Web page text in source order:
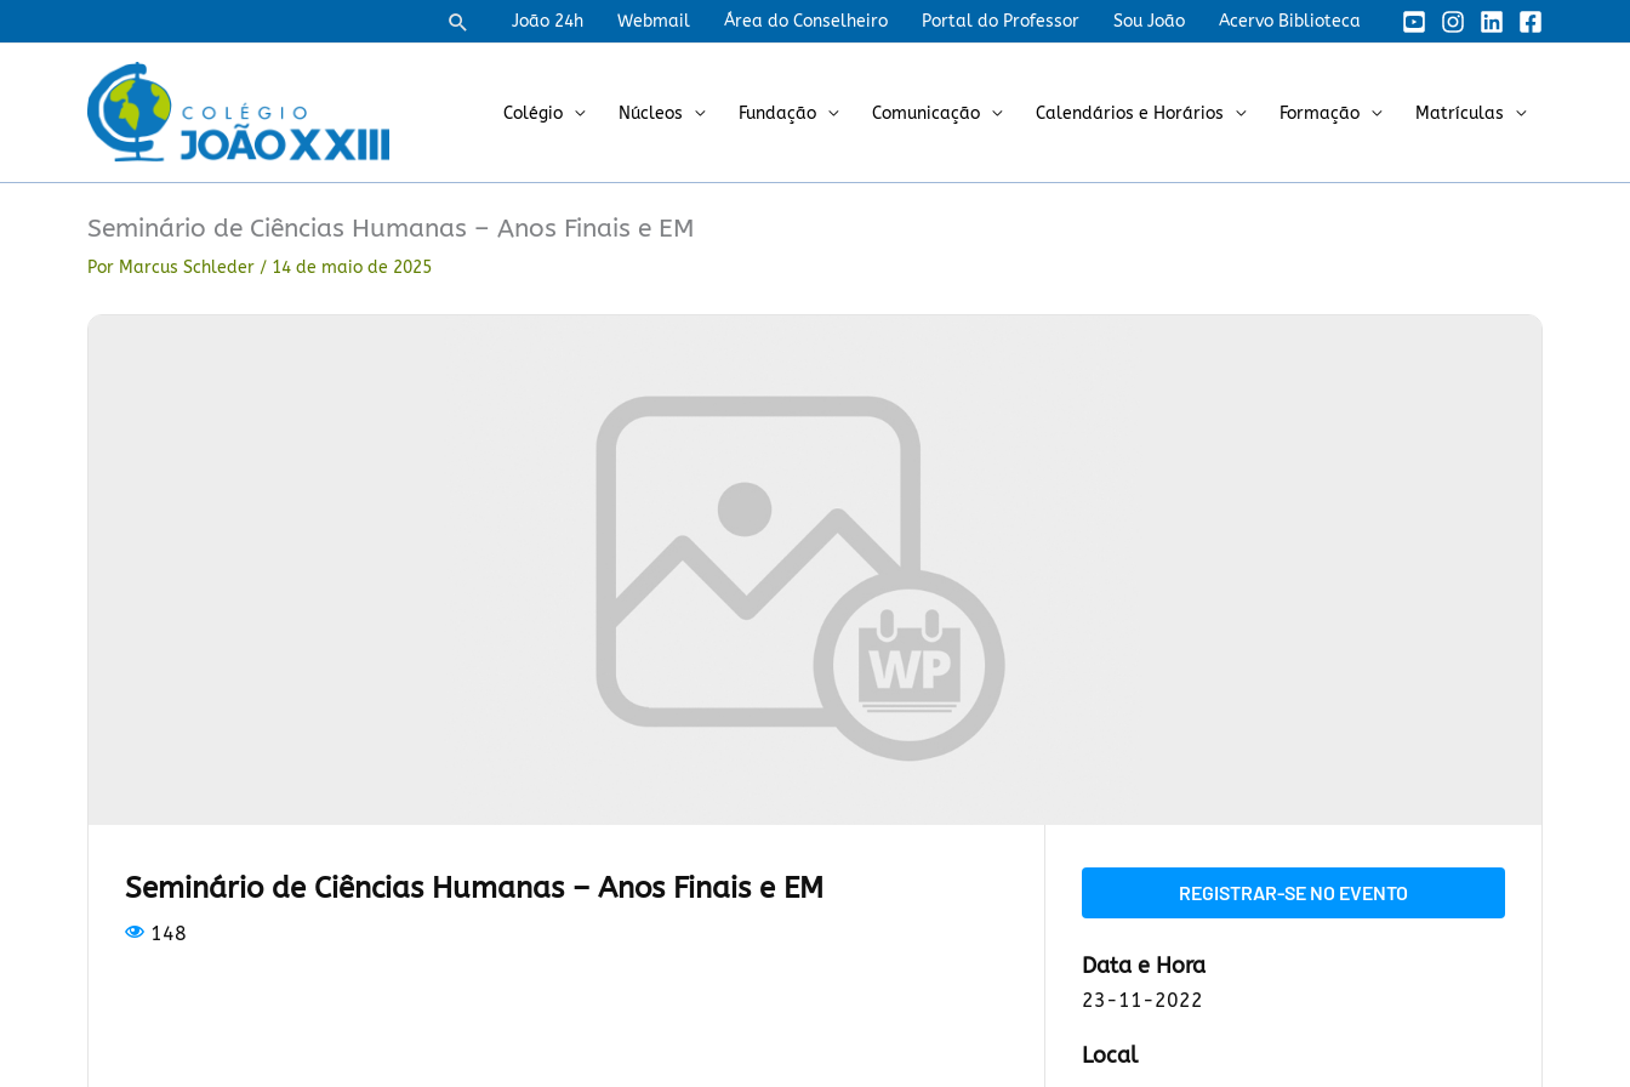
para
PesquisarJoão 24h Webmail Área do Conselheiro Portal do Professor Sou João Acervo Biblioteca
Colégio Núcleos Fundação Comunicação Calendários e Horários Formação Matrículas
Seminário de Ciências Humanas – Anos Finais e EM
Por Marcus Schleder / 14 de maio de 2025
Seminário de Ciências Humanas – Anos Finais e EM
148
REGISTRAR-SE NO EVENTO
Data e Hora
23-11-2022
Local